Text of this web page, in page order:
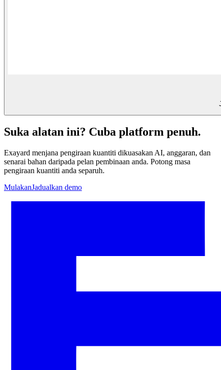
Suka alatan ini? Cuba platform penuh.
Exayard menjana pengiraan kuantiti dikuasakan AI, anggaran, dan
senarai bahan daripada pelan pembinaan anda. Potong masa
pengiraan kuantiti anda separuh.
MulakanJadualkan demo